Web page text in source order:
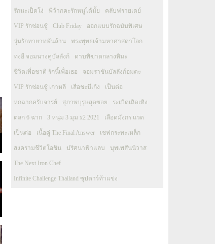
รักนะเป็ดโง่ พี่ว้ากคะรักหนูได้มั้ย คลับฟรายเดย์
VIP รักซ่อนชู้ Club Friday ออกแบบรักฉบับพิเศษ
วุ่นรักทายาทพันล้าน พระพุทธเจ้ามหาศาสดาโลก
ทงอี จอมนางคู่บัลลังก์ ดาบพิฆาตกลางหิมะ
ชีวิตเพื่อชาติ รักนี้เพื่อเธอ จอมราชันบัลลังก์อมตะ
VIP รักซ่อนชู้ เกาหลี เสือชะนีเก้ง เป็นต่อ
หกฉากครับจารย์ สุภาพบุรุษสุดซอย ระเบิดเถิดเทิง
ตลก 6 ฉาก 3 หนุ่ม 3 มุม x2 2021 เลือดมังกร แรด
เป็นต่อ เนื้อคู่ The Final Answer เชฟกระทะเหล็ก
สงครามชีวิตโอชิน ปริศนาฟ้าแลบ บุพเพสันนิวาส
The Next Iron Chef
Infinite Challenge Thailand ซุปตาร์ท้าแข่ง